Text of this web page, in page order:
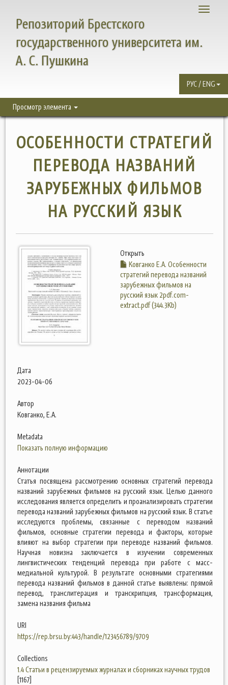
Toggle
Репозиторий Брестского
государственного университета им.
А. С. Пушкина
РУС / ENG
Просмотр элемента
ОСОБЕННОСТИ СТРАТЕГИЙ
ПЕРЕВОДА НАЗВАНИЙ
ЗАРУБЕЖНЫХ ФИЛЬМОВ
НА РУССКИЙ ЯЗЫК
Открыть
Ковганко Е.А. Особенности
стратегий перевода названий
зарубежных фильмов на
русский язык 2pdf.com-
extract.pdf (344.3Kb)
Дата
2023-04-06
Автор
Ковганко, Е.А.
Metadata
Показать полную информацию
Аннотации
Статья посвящена рассмотрению основных стратегий перевода
названий зарубежных фильмов на русский язык. Целью данного
исследования является определить и проанализировать стратегии
перевода названий зарубежных фильмов на русский язык. В статье
исследуются проблемы, связанные с переводом названий
фильмов, основные стратегии перевода и факторы, которые
влияют на выбор стратегии при переводе названий фильмов.
Научная новизна заключается в изучении современных
лингвистических тенденций перевода при работе с масс-
медиальной культурой. В результате основными стратегиями
перевода названий фильмов в данной статье выявлены: прямой
перевод, транслитерация и транскрипция, трансформация,
замена названия фильма
URI
https://rep.brsu.by:443/handle/123456789/9709
Collections
1.4 Статьи в рецензируемых журналах и сборниках научных трудов
[1167]